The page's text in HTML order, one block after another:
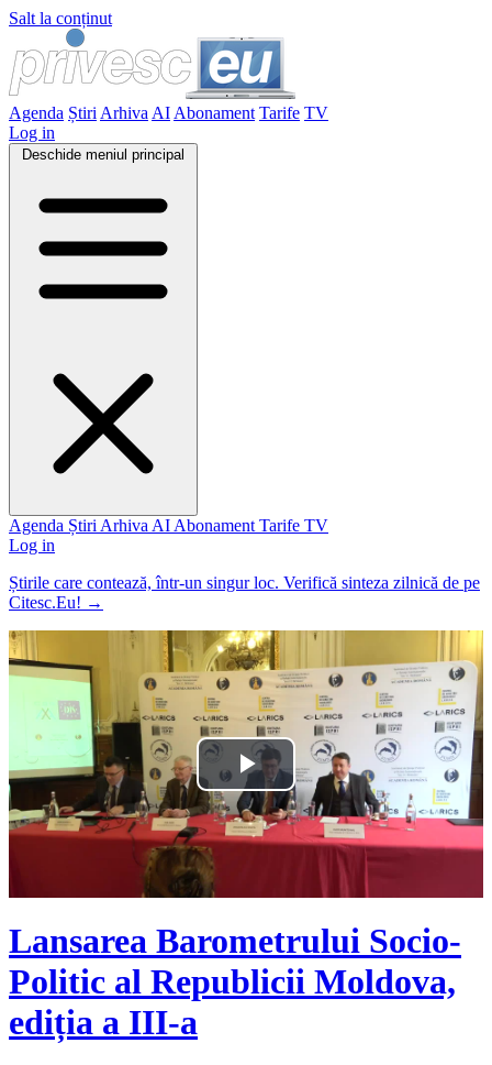
Salt la conținut
Agenda Știri Arhiva AI Abonament Tarife TV
Log in
Deschide meniul principal
Agenda Știri Arhiva AI Abonament Tarife TV
Log in
Știrile care contează, într-un singur loc. Verifică sinteza zilnică de pe
Citesc.Eu! →
Play
Video
Lansarea Barometrului Socio-
Politic al Republicii Moldova,
ediția a III-a